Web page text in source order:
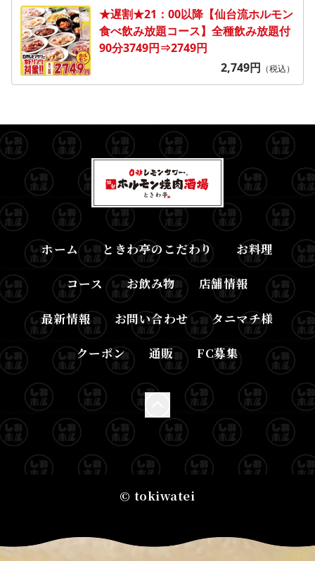
★遅割★21：00以降【仙台流ホルモン
食べ飲み放題コース】全種飲み放題付
90分3749円⇒2749円
2,749円 （税込）
ホーム ときわ亭のこだわり お料理
コース お飲み物 店舗情報
最新情報 お問い合わせ タニマチ様
クーポン 通販 FC募集
© tokiwatei